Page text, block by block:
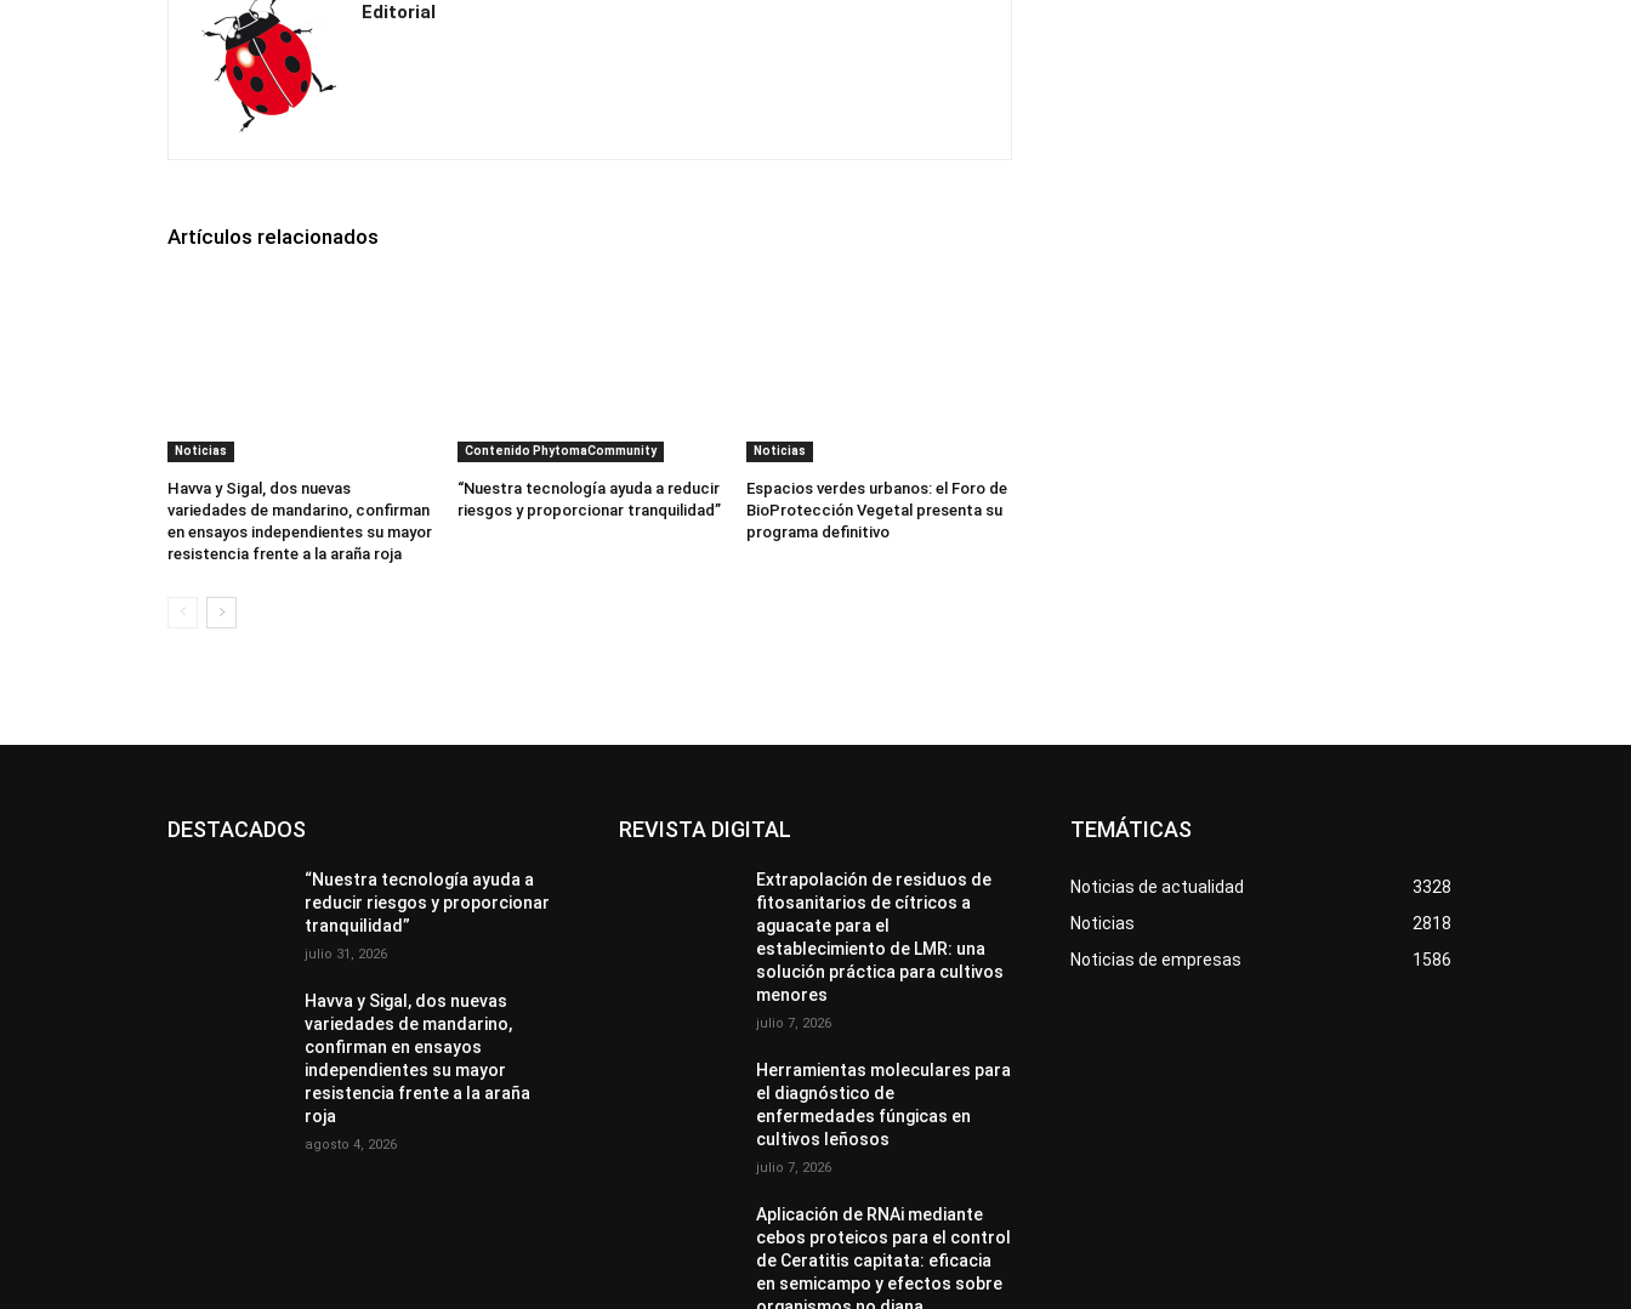
Editorial
Artículos relacionados
Noticias
Havva y Sigal, dos nuevas
variedades de mandarino, confirman
en ensayos independientes su mayor
resistencia frente a la araña roja
Contenido PhytomaCommunity
“Nuestra tecnología ayuda a reducir
riesgos y proporcionar tranquilidad”
Noticias
Espacios verdes urbanos: el Foro de
BioProtección Vegetal presenta su
programa definitivo
DESTACADOS
“Nuestra tecnología ayuda a
reducir riesgos y proporcionar
tranquilidad”
julio 31, 2026
Havva y Sigal, dos nuevas
variedades de mandarino,
confirman en ensayos
independientes su mayor
resistencia frente a la araña
roja
agosto 4, 2026
REVISTA DIGITAL
Extrapolación de residuos de
fitosanitarios de cítricos a
aguacate para el
establecimiento de LMR: una
solución práctica para cultivos
menores
julio 7, 2026
Herramientas moleculares para
el diagnóstico de
enfermedades fúngicas en
cultivos leñosos
julio 7, 2026
Aplicación de RNAi mediante
cebos proteicos para el control
de Ceratitis capitata: eficacia
en semicampo y efectos sobre
TEMÁTICAS
Noticias de actualidad
3328
Noticias
2818
Noticias de empresas
1586